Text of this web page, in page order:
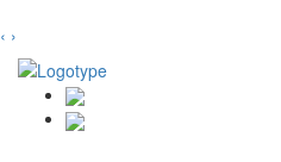
‹ ›